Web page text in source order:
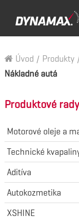
Úvod / Produkty
Nákladné autá
Produktové
Motorové oleje a
Technické
Aditíva
Autokozmetika
XSHINE